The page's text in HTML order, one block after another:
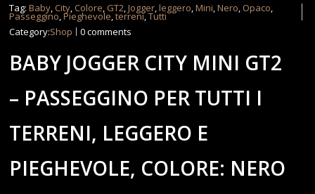
Tag:Baby, City, Colore, GT2,Jogger,leggero,Mini,Nero, Opaco,
Passeggino,Pieghevole,terreni,Tutti
Category:Shop 0 comments
BABY JOGGER CITY MINI GT2
– PASSEGGINO PER TUTTI I
TERRENI, LEGGERO E
PIEGHEVOLE, COLORE: NERO